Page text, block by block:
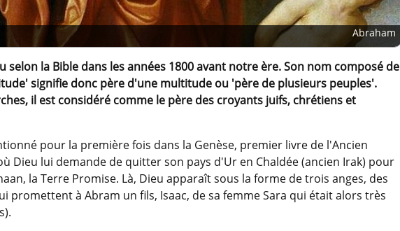
Abraham
selon la Bible dans les années 1800 avant notre ère. Son nom composé de
signifie donc père d'une multitude ou 'père de plusieurs peuples'.
il est considéré comme le père des croyants juifs, chrétiens et
pour la première fois dans la Genèse, premier livre de l'Ancien
Dieu lui demande de quitter son pays d'Ur en Chaldée (ancien Irak) pour
la Terre Promise. Là, Dieu apparaît sous la forme de trois anges, des
promettent à Abram un fils, Isaac, de sa femme Sara qui était alors très